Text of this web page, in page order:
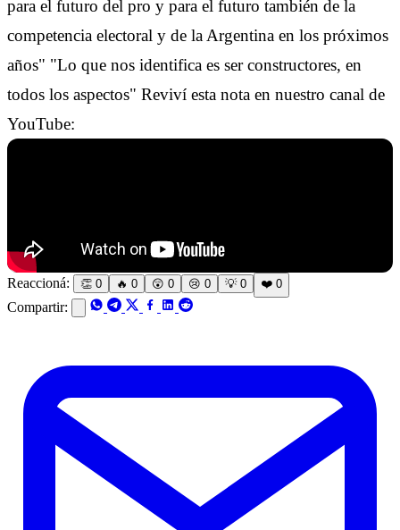
para el futuro del pro y para el futuro también de la
competencia electoral y de la Argentina en los próximos
años" "Lo que nos identifica es ser constructores, en
todos los aspectos" Reviví esta nota en nuestro canal de
YouTube:
Reaccioná: 👏 0 🔥 0 😲 0 😢 0 💡 0 ❤️ 0
Compartir: